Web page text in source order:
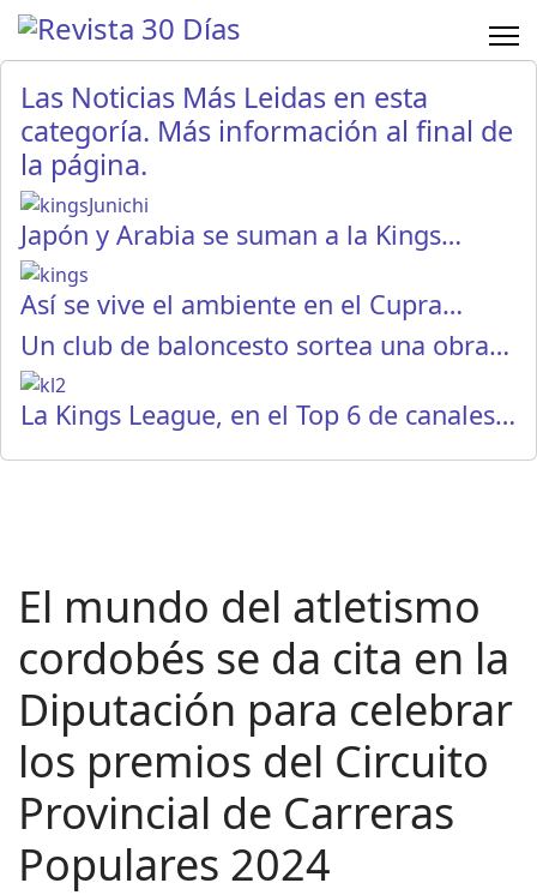
Las Noticias Más Leidas en esta
categoría. Más información al final de
la página.
Japón y Arabia se suman a la Kings…
Así se vive el ambiente en el Cupra…
Un club de baloncesto sortea una obra…
La Kings League, en el Top 6 de canales…
El mundo del atletismo
cordobés se da cita en la
Diputación para celebrar
los premios del Circuito
Provincial de Carreras
Populares 2024